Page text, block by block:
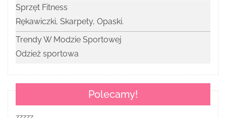
Sprzęt Fitness
Rękawiczki, Skarpety, Opaski.
Trendy W Modzie Sportowej
Odzież sportowa
Polecamy!